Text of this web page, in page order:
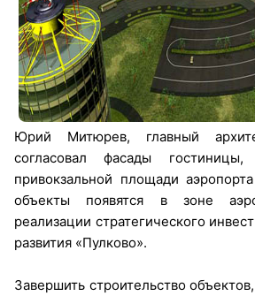
Юрий Митюрев, главный
согласовал фасады
привокзальной площади
объекты появятся в зоне
реализации стратегического
развития «Пулково».
Завершить строительство